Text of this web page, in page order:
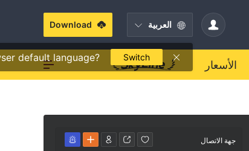
العربية
default language? Switch
Download
الأسعار
جهة الاتصال